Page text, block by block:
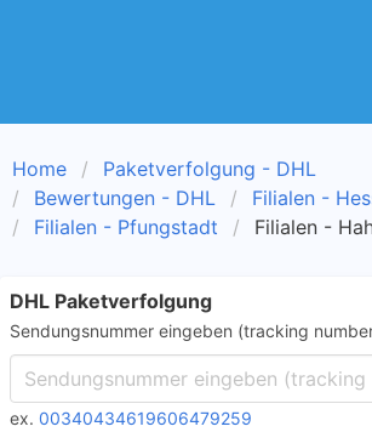
Home
Paketverfolgung - DHL
Bewertungen - DHL
Filialen -
Filialen - Pfungstadt
Filialen -
DHL Paketverfolgung
Sendungsnummer eingeben (tracking
ex. 00340434619606479259